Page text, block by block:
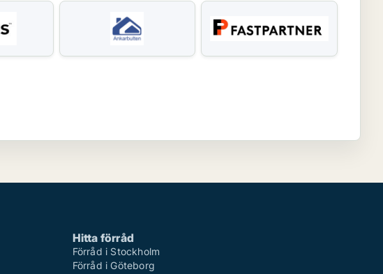
Hitta förråd
Förråd i Stockholm
Förråd i Göteborg